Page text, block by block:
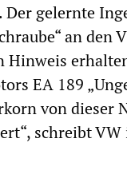
Der gelernte
an den
EA 189
von dieser
schreibt